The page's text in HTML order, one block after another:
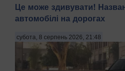
Це може здивувати!
автомобілі на дорогах
субота, 8 серпень 2026, 21:48